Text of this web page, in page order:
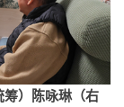
筹）陈咏琳（右